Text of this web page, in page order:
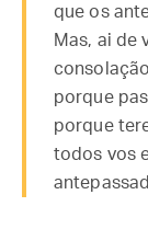
que os
Mas, ai de
porque
porque
todos vos